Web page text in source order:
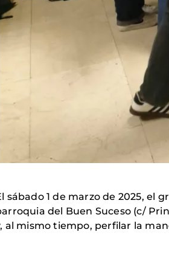
sábado 1 de marzo de 2025, el
del Buen Suceso (c/
al mismo tiempo, perfilar la